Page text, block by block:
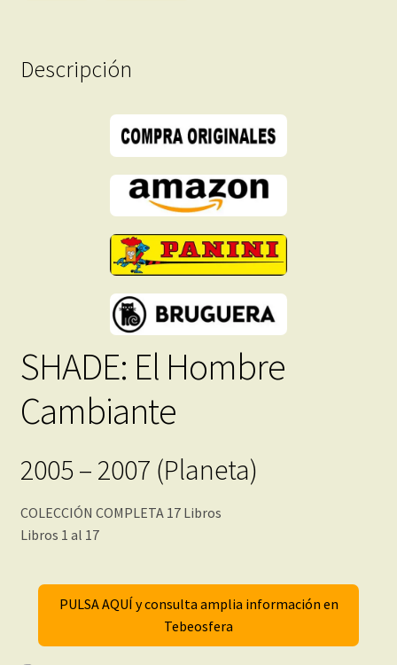
En
Descripción
SHADE: El Hombre
Cambiante
2005 – 2007 (Planeta)
COLECCIÓN COMPLETA 17 Libros
Libros 1 al 17
PULSA AQUÍ y consulta amplia información en
Tebeosfera